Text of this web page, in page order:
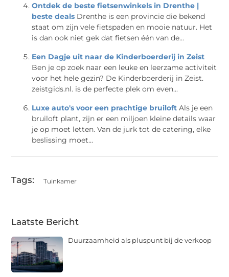
Ontdek de beste fietsenwinkels in Drenthe |
beste deals Drenthe is een provincie die bekend
staat om zijn vele fietspaden en mooie natuur. Het
is dan ook niet gek dat fietsen één van de...
Een Dagje uit naar de Kinderboerderij in Zeist
Ben je op zoek naar een leuke en leerzame activiteit
voor het hele gezin? De Kinderboerderij in Zeist.
zeistgids.nl. is de perfecte plek om even...
Luxe auto's voor een prachtige bruiloft Als je een
bruiloft plant, zijn er een miljoen kleine details waar
je op moet letten. Van de jurk tot de catering, elke
beslissing moet...
Tags: Tuinkamer
Laatste Bericht
Duurzaamheid als pluspunt bij de verkoop